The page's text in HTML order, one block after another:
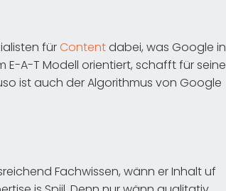
fürContentdabei, was Google in
A-T Modell orientiert, schafft für seine
ist auch der Algorithmus von Google
Fachwissen, wänn er Inhalt uf